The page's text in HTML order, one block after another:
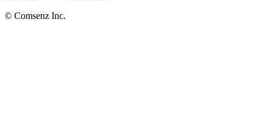
© Comsenz Inc.